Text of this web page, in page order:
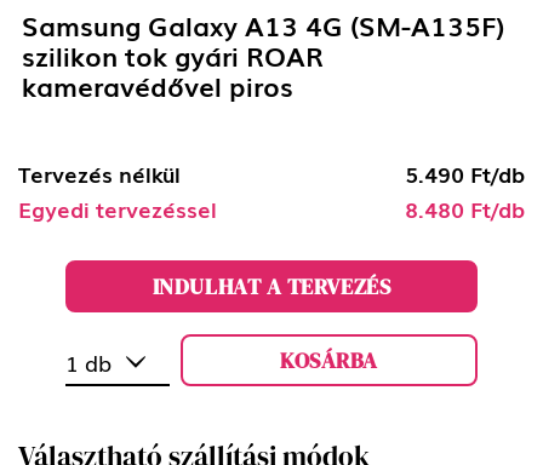
Samsung Galaxy A13 4G (SM-A135F)
szilikon tok gyári ROAR
kameravédővel piros
Tervezés nélkül
5.490 Ft/db
Egyedi tervezéssel
8.480 Ft/db
INDULHAT A TERVEZÉS
1 db KOSÁRBA
Választható szállítási módok